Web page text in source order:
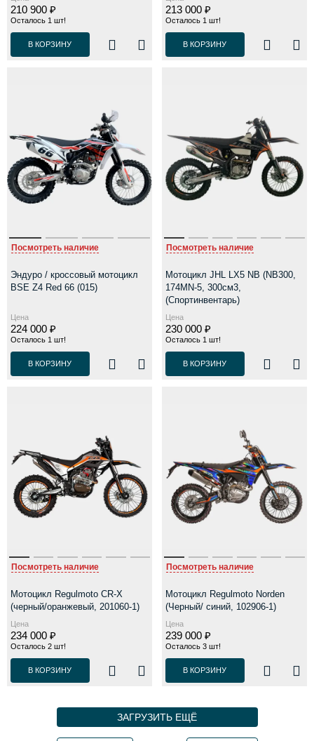
210 900 ₽
Осталось 1 шт!
В КОРЗИНУ
213 000 ₽
Осталось 1 шт!
В КОРЗИНУ
Посмотреть наличие
Эндуро / кроссовый мотоцикл
BSE Z4 Red 66 (015)
Цена
224 000 ₽
Осталось 1 шт!
В КОРЗИНУ
Посмотреть наличие
Мотоцикл JHL LX5 NB (NB300,
174MN-5, 300см3,
(Спортинвентарь)
Цена
230 000 ₽
Осталось 1 шт!
В КОРЗИНУ
Посмотреть наличие
Мотоцикл Regulmoto CR-X
(черный/оранжевый, 201060-1)
Цена
234 000 ₽
Осталось 2 шт!
В КОРЗИНУ
Посмотреть наличие
Мотоцикл Regulmoto Norden
(Черный/ синий, 102906-1)
Цена
239 000 ₽
Осталось 3 шт!
В КОРЗИНУ
ЗАГРУЗИТЬ ЕЩЁ